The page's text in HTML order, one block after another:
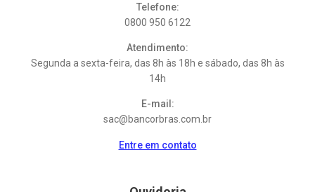
Telefone:
0800 950 6122
Atendimento:
Segunda a sexta-feira, das 8h às 18h e sábado, das 8h às
14h
E-mail:
sac@bancorbras.com.br
Entre em contato